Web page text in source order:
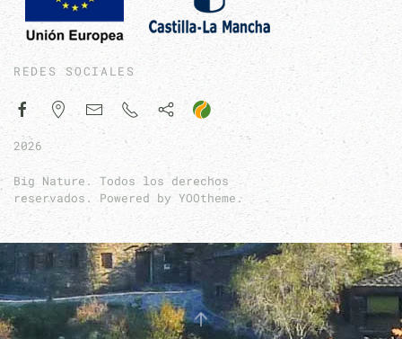
REDES SOCIALES
2026
Big Nature. Todos los derechos
reservados. Powered by YOOtheme .